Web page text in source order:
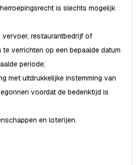
is slechts mogelijk
vervoer, restaurantbedrijf of
verrichten op een bepaalde datum
periode;
met uitdrukkelijke instemming van
voordat de bedenktijd is
en loterijen.